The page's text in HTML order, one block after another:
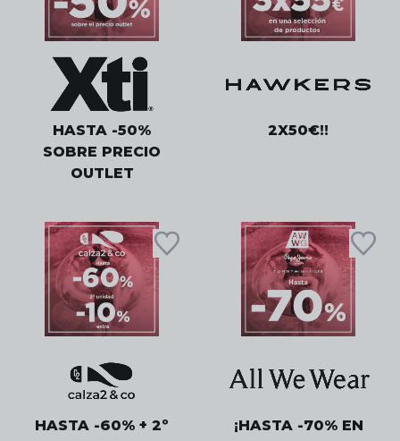
HASTA -50%
SOBRE PRECIO
OUTLET
2X50€!!
HASTA -60% + 2º
¡HASTA -70% EN